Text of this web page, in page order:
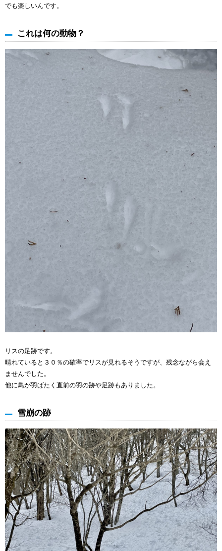
でも楽しいんです。
これは何の動物？
リスの足跡です。
晴れていると３０％の確率でリスが見れるそうですが、残念ながら会え
ませんでした。
他に鳥が羽ばたく直前の羽の跡や足跡もありました。
雪崩の跡